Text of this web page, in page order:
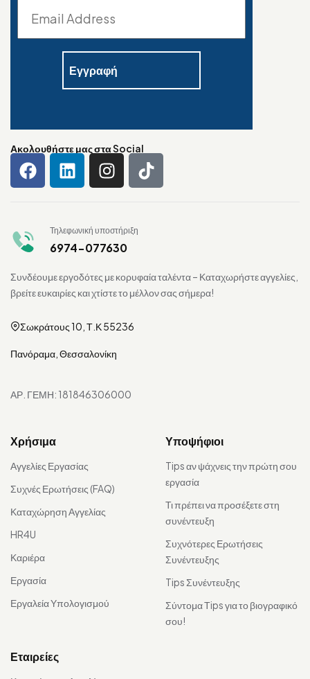
Ακολουθήστε μας στα Social
Τηλεφωνική υποστήριξη
6974-077630
Συνδέουμε εργοδότες με κορυφαία ταλέντα – Καταχωρήστε αγγελίες,
βρείτε ευκαιρίες και χτίστε το μέλλον σας σήμερα!
Σωκράτους 10, Τ.Κ 55236
Πανόραμα, Θεσσαλονίκη
ΑΡ. ΓΕΜΗ: 181846306000
Χρήσιμα
Αγγελίες Εργασίας
Συχνές Ερωτήσεις (FAQ)
Καταχώρηση Αγγελίας
HR4U
Καριέρα
Εργασία
Εργαλεία Υπολογισμού
Υποψήφιοι
Tips αν ψάχνεις την πρώτη σου
εργασία
Τι πρέπει να προσέξετε στη
συνέντευξη
Συχνότερες Ερωτήσεις
Συνέντευξης
Tips Συνέντευξης
Σύντομα Τips για το βιογραφικό
σου!
Εταιρείες